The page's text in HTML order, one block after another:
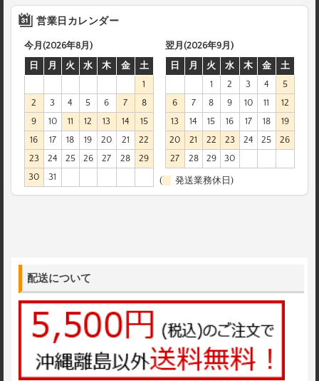
営業日カレンダー
今月(2026年8月)
日
月 火 水 木 金
土
1
2
3 4 5 6 7
8
9
10 11 12 13 14
15
16
17 18 19 20 21
22
23
24 25 26 27 28
29
30
31
翌月(2026年9月)
日
月 火 水 木 金
土
1
2 3 4
5
6
7 8 9 10 11
12
13
14 15 16 17 18
19
20
21 22 23 24 25
26
27
28 29 30
( 発送業務休日)
配送について